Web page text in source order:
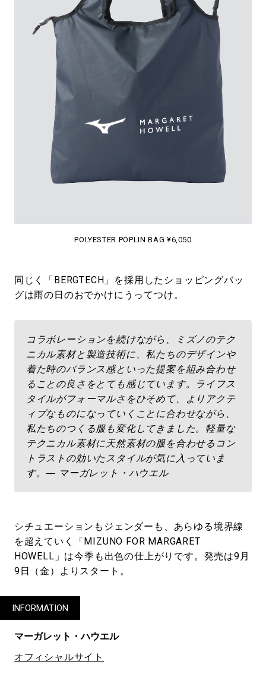
POLYESTER POPLIN BAG ¥6,050
同じく「BERGTECH」を採用したショッピングバッ
グは雨の日のおでかけにうってつけ。
コラボレーションを続けながら、ミズノのテク
ニカル素材と製造技術に、私たちのデザインや
着た時のバランス感といった提案を組み合わせ
ることの良さをとても感じています。ライフス
タイルがフォーマルさをひそめて、よりアクテ
ィブなものになっていくことに合わせながら、
私たちのつくる服も変化してきました。軽量な
テクニカル素材に天然素材の服を合わせるコン
トラストの効いたスタイルが気に入っていま
す。― マーガレット・ハウエル
シチュエーションもジェンダーも、あらゆる境界線
を超えていく「MIZUNO FOR MARGARET
HOWELL」は今季も出色の仕上がりです。発売は9月
9日（金）よりスタート。
INFORMATION
マーガレット・ハウエル
オフィシャルサイト